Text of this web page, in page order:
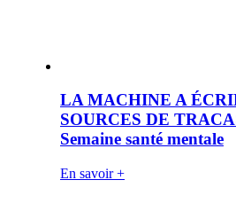
LA MACHINE A
SOURCES DE
Semaine santé mentale
En savoir +